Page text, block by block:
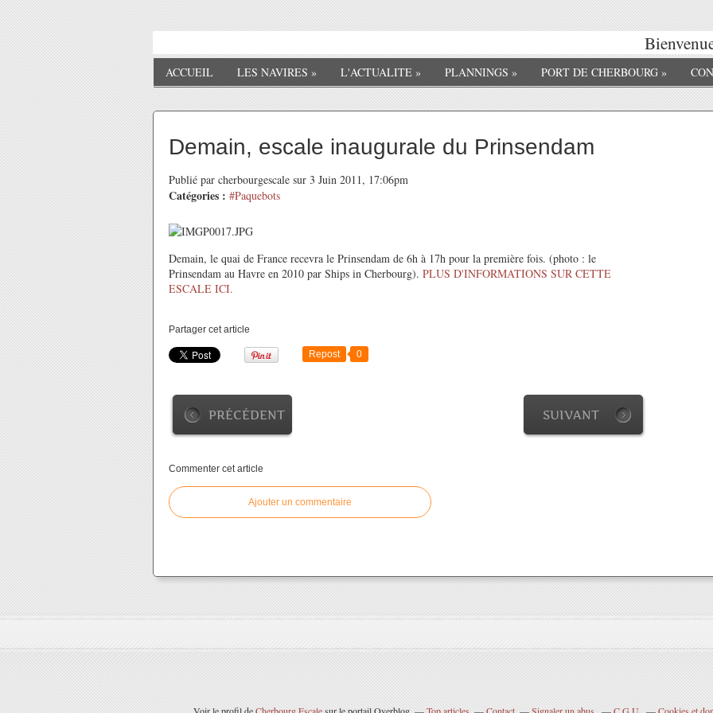
ACCUEIL LES NAVIRES » L'ACTUALITE » PLANNINGS » PORT DE CHERBOURG »
Demain, escale inaugurale du Prinsendam
Publié par cherbourgescale sur 3 Juin 2011, 17:06pm
Catégories : #Paquebots
Demain, le quai de France recevra le Prinsendam de 6h à 17h pour la première fois. (photo : le
Prinsendam au Havre en 2010 par Ships in Cherbourg). PLUS D'INFORMATIONS SUR CETTE
ESCALE ICI.
Partager cet article
Repost 0
PRÉCÉDENT SUIVANT
Commenter cet article
Ajouter un commentaire